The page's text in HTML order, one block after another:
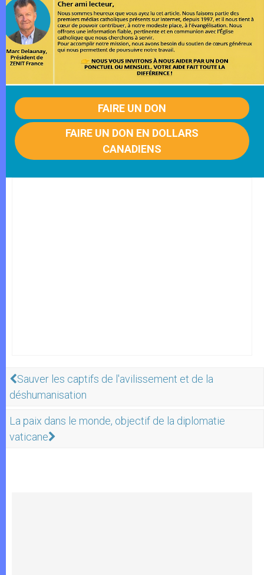
FAIRE UN DON
FAIRE UN DON EN DOLLARS
CANADIENS
Sauver les captifs de l'avilissement et de la
déshumanisation
La paix dans le monde, objectif de la diplomatie
vaticane